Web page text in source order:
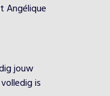
Angélique
jouw
is